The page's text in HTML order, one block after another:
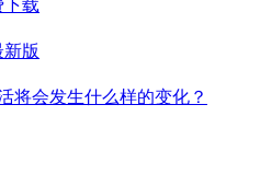
下载
新版
将会发生什么样的变化？